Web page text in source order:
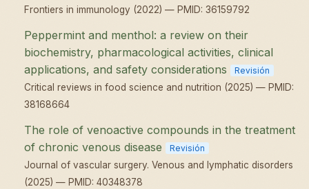
Frontiers in immunology (2022) — PMID: 36159792
Peppermint and menthol: a review on their
biochemistry, pharmacological activities, clinical
applications, and safety considerations
Revisión
Critical reviews in food science and nutrition (2025) — PMID:
38168664
The role of venoactive compounds in the treatment
of chronic venous disease
Revisión
Journal of vascular surgery. Venous and lymphatic disorders
(2025) — PMID: 40348378